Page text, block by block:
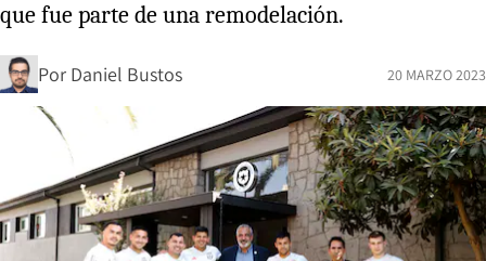
que fue parte de una remodelación.
Por Daniel Bustos 20 MARZO 2023